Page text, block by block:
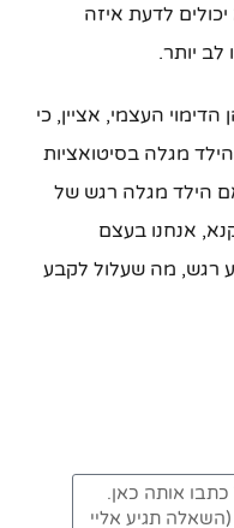
לדעת איזה
יותר.
העצמי, אציין, כי
מגלה בסיטואציות
הילד מגלה רגש של
אנחנו בעצם
רגש, מה שעלול לקבע